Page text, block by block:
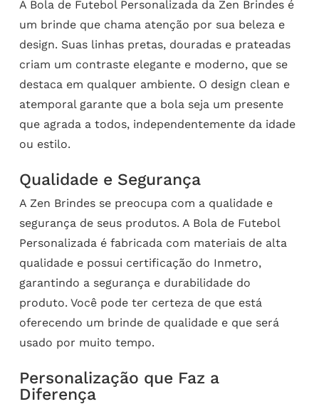
A Bola de Futebol Personalizada da Zen Brindes é
um brinde que chama atenção por sua beleza e
design. Suas linhas pretas, douradas e prateadas
criam um contraste elegante e moderno, que se
destaca em qualquer ambiente. O design clean e
atemporal garante que a bola seja um presente
que agrada a todos, independentemente da idade
ou estilo.
Qualidade e Segurança
A Zen Brindes se preocupa com a qualidade e
segurança de seus produtos. A Bola de Futebol
Personalizada é fabricada com materiais de alta
qualidade e possui certificação do Inmetro,
garantindo a segurança e durabilidade do
produto. Você pode ter certeza de que está
oferecendo um brinde de qualidade e que será
usado por muito tempo.
Personalização que Faz a
Diferença